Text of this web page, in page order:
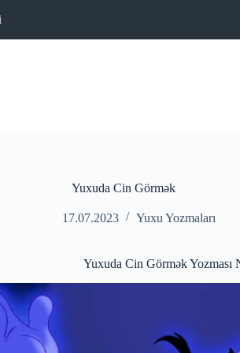
Yuxuda Cin Görmək
17.07.2023 Yuxu Yozmaları
Yuxuda Cin Görmək Yozması